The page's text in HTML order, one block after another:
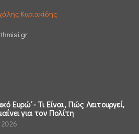
Κυριακίδης
Ευρώ΄- Τι Είναι, Πώς Λειτουργεί,
για τον Πολίτη